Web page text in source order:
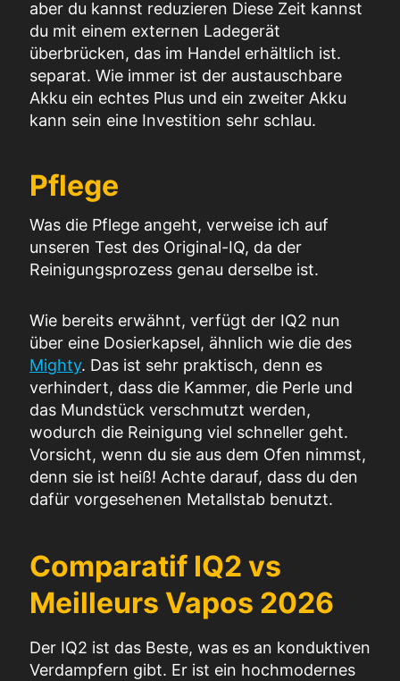
aber du kannst reduzieren Diese Zeit kannst
du mit einem externen Ladegerät
überbrücken, das im Handel erhältlich ist.
separat. Wie immer ist der austauschbare
Akku ein echtes Plus und ein zweiter Akku
kann sein eine Investition sehr schlau.
Pflege
Was die Pflege angeht, verweise ich auf
unseren Test des Original-IQ, da der
Reinigungsprozess genau derselbe ist.
Wie bereits erwähnt, verfügt der IQ2 nun
über eine Dosierkapsel, ähnlich wie die des
Mighty. Das ist sehr praktisch, denn es
verhindert, dass die Kammer, die Perle und
das Mundstück verschmutzt werden,
wodurch die Reinigung viel schneller geht.
Vorsicht, wenn du sie aus dem Ofen nimmst,
denn sie ist heiß! Achte darauf, dass du den
dafür vorgesehenen Metallstab benutzt.
Comparatif IQ2 vs
Meilleurs Vapos 2026
Der IQ2 ist das Beste, was es an konduktiven
Verdampfern gibt. Er ist ein hochmodernes